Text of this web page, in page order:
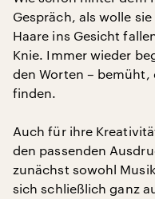
Gespräch, als wolle
Haare ins Gesicht
Knie. Immer wieder
den Worten –
finden.
Auch für ihre
den passenden
zunächst sowohl
sich schließlich ganz